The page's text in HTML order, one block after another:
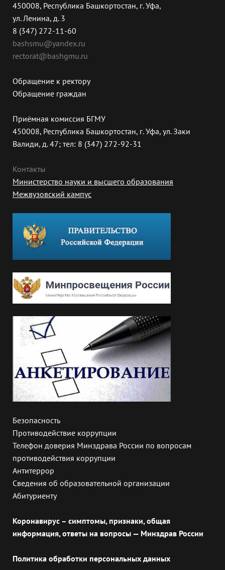
450008, Республика Башкортостан, г. Уфа,
ул. Ленина, д. 3
8 (347) 272-11-60
bashsmu@yandex.ru
rectorat@bashgmu.ru
Обращение к ректору
Обращение граждан
Приёмная комиссия БГМУ
450008, Республика Башкортостан, г. Уфа, ул. Заки
Валиди, д. 47; тел: 8 (347) 272-92-31
Контакты
Министерство науки и высшего образования
Межвузовский кампус
Безопасность
Противодействие коррупции
Телефон доверия Минздрава России по вопросам
противодействия коррупции
Антитеррор
Сведения об образовательной организации
Абитуриенту
Коронавирус – симптомы, признаки, общая
информация, ответы на вопросы — Минздрав России
Политика обработки персональных данных